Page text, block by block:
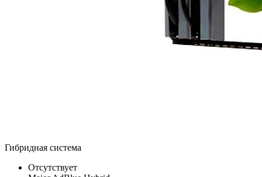
Гибридная система
Отсутствует